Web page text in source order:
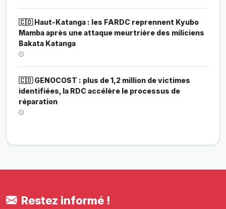
🇨🇩 Haut-Katanga : les FARDC reprennent Kyubo
Mamba après une attaque meurtrière des miliciens
Bakata Katanga
🇨🇩 GENOCOST : plus de 1,2 million de victimes
identifiées, la RDC accélère le processus de
réparation
Restez informé !